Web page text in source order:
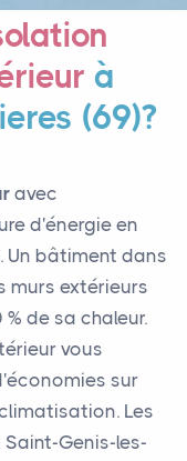
à
(69)?
avec
d'énergie en
Un bâtiment dans
murs extérieurs
de sa chaleur.
vous
sur
Les
Saint-Genis-les-